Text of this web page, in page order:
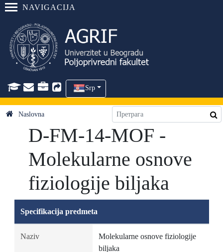
NAVIGACIJA
Srp
Naslovna
D-FM-14-MOF -
Molekularne osnove
fiziologije biljaka
Specifikacija predmeta
Naziv
Molekularne osnove fiziologije
biljaka